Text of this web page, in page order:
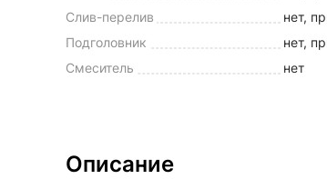
Слив-перелив
нет,
Подголовник
нет,
Смеситель
нет
Описание